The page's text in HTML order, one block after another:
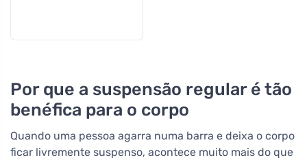
Por que a suspensão regular é tão
benéfica para o corpo
Quando uma pessoa agarra numa barra e deixa o corpo
ficar livremente suspenso, acontece muito mais do que